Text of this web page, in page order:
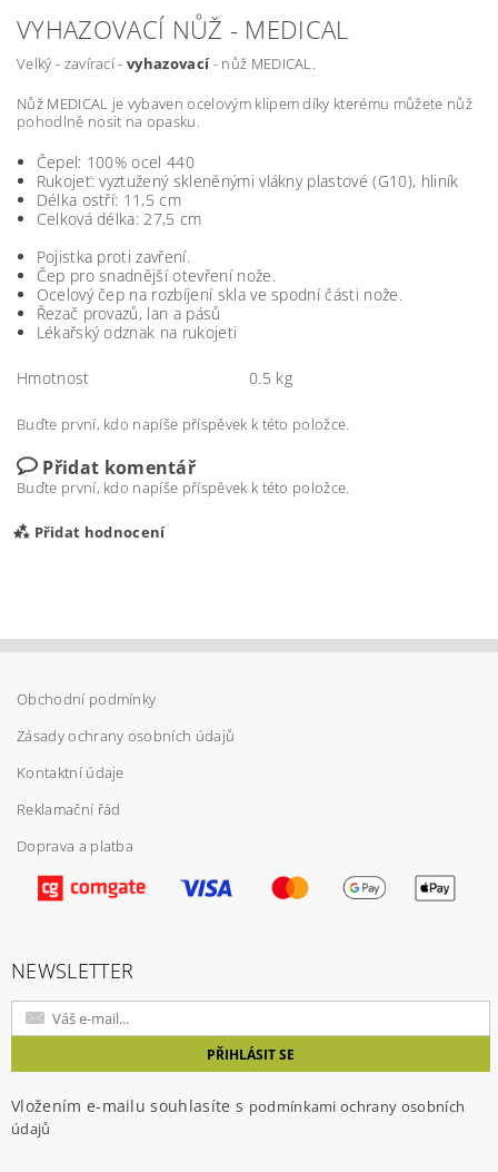
VYHAZOVACÍ NŮŽ - MEDICAL
Velký - zavírací -vyhazovací- nůž MEDICAL.
Nůž MEDICAL je vybaven ocelovým klipem díky kterému můžete nůž
pohodlně nosit na opasku.
Čepel: 100% ocel 440
Rukojeť: vyztužený skleněnými vlákny plastové (G10), hliník
Délka ostří: 11,5 cm
Celková délka: 27,5 cm
Pojistka proti zavření.
Čep pro snadnější otevření nože.
Ocelový čep na rozbíjení skla ve spodní části nože.
Řezač provazů, lan a pásů
Lékařský odznak na rukojeti
Hmotnost 0.5 kg
Buďte první, kdo napíše příspěvek k této položce.
Přidat komentář
Buďte první, kdo napíše příspěvek k této položce.
Přidat hodnocení
Vložením hodnocení souhlasíte spodmínkami
ochrany osobních údajů
Obchodní podmínky
Zásady ochrany osobních údajů
Kontaktní údaje
Reklamační řád
Doprava a platba
NEWSLETTER
Vložením e-mailu souhlasíte s podmínkami ochrany osobních
údajů